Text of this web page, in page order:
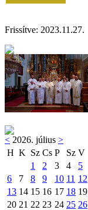
Frissítve: 2023.11.27.
< 2026. július >
H K Sz Cs P Sz V
1
2 3 4
5
6
7 8 9 10 11 12
13 14 15 16 17 18 19
20 21 22 23 24 25 26